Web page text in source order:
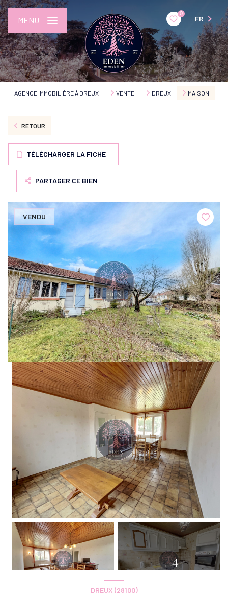
0
FR
MENU
AGENCE IMMOBILIÈRE À DREUX VENTE DREUX MAISON
RETOUR
TÉLÉCHARGER LA FICHE
PARTAGER CE BIEN
VENDU
+4
DREUX (28100)